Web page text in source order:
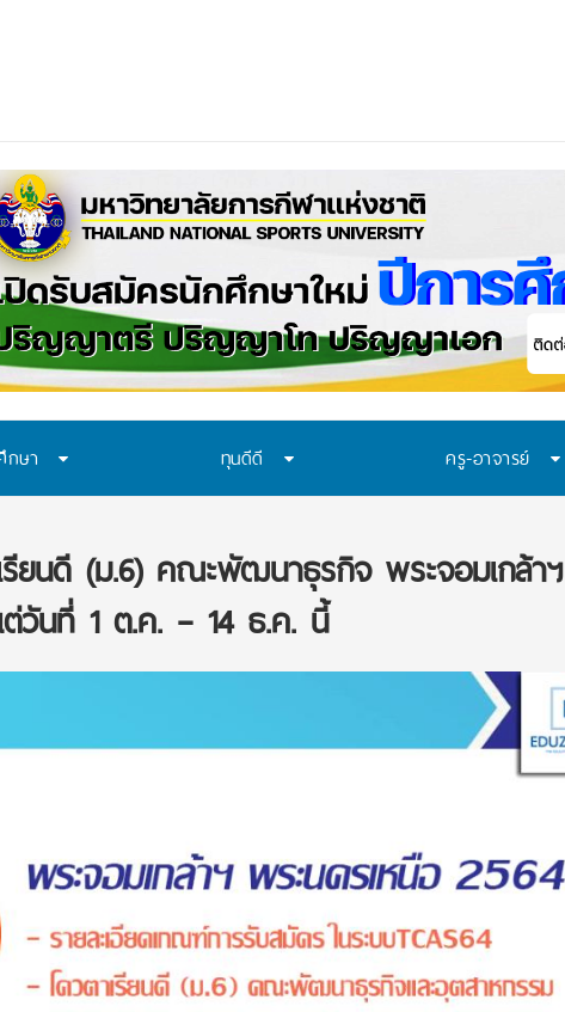
กษา ทุนดีดี ครู-อาจารย์
รียนดี (ม.6) คณะพัฒนาธุรกิจ พระจอมเกล้าฯ
วันที่ 1 ต.ค. – 14 ธ.ค. นี้